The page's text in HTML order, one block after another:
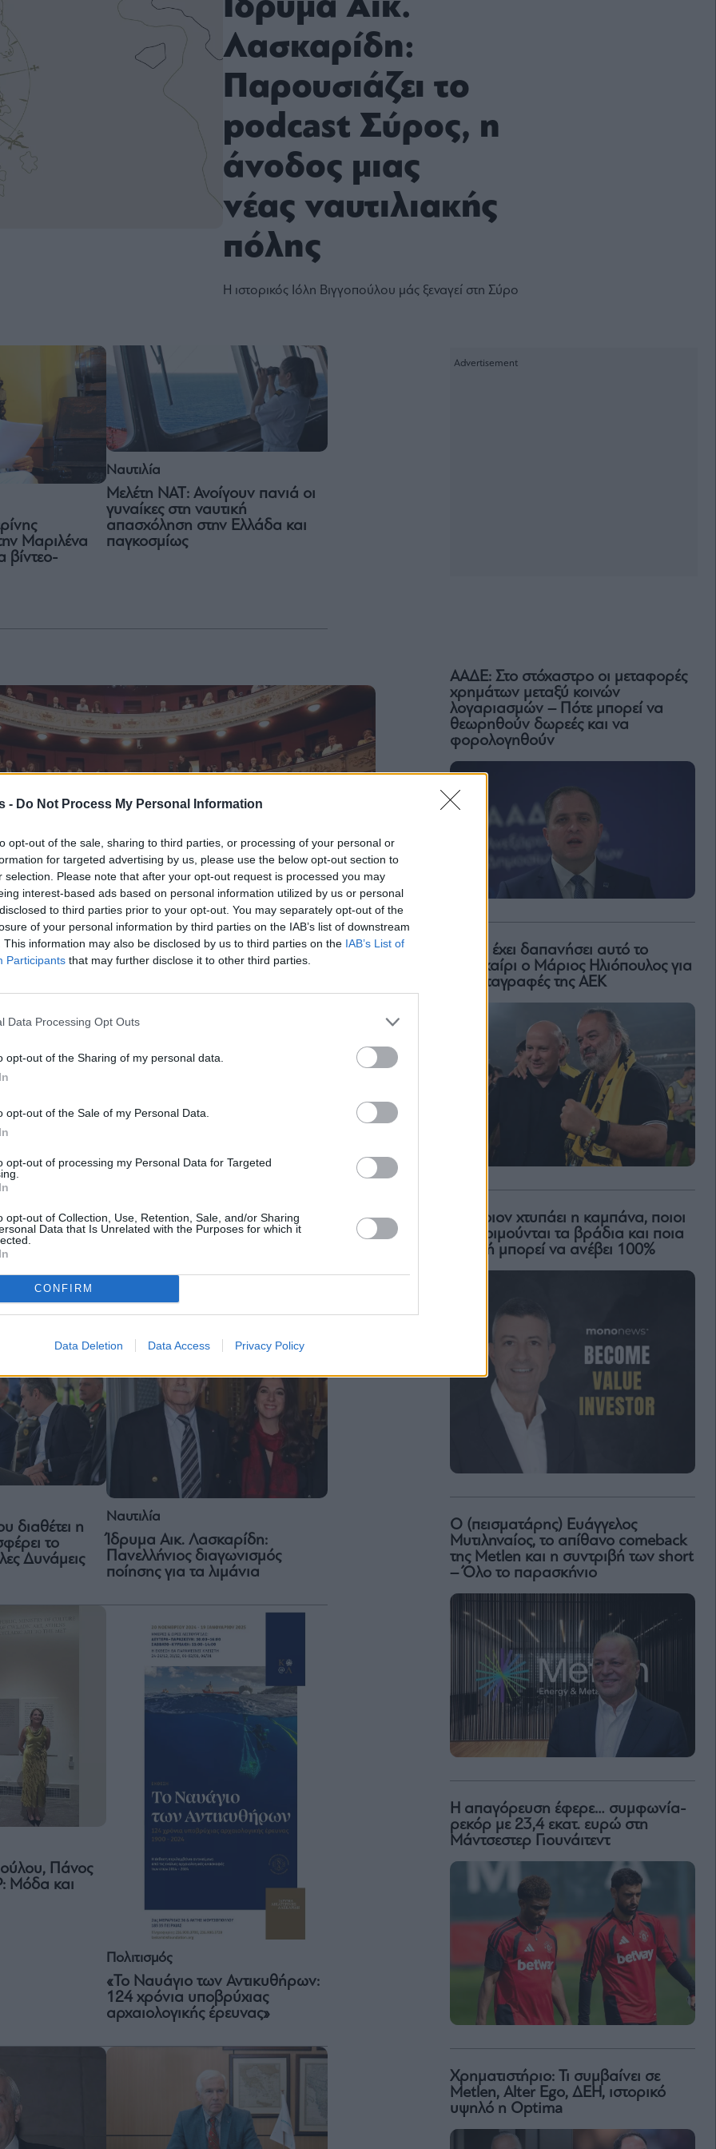
- Do Not Process My Personal Information
opt-out of the sale, sharing to third parties, or processing of your personal or
for targeted advertising by us, please use the below opt-out section to
selection. Please note that after your opt-out request is processed you may
interest-based ads based on personal information utilized by us or personal
to third parties prior to your opt-out. You may separately opt-out of the
of your personal information by third parties on the IAB’s list of downstream
This information may also be disclosed by us to third parties on the IAB’s List of
Participants that may further disclose it to other third parties.
Data Processing Opt Outs
opt-out of the Sharing of my personal data.
opt-out of the Sale of my Personal Data.
opt-out of processing my Personal Data for Targeted
opt-out of Collection, Use, Retention, Sale, and/or Sharing
Data that Is Unrelated with the Purposes for which it
CONFIRM
Data Deletion Data Access Privacy Policy
Ίδρυμα Αικ.
Λασκαρίδη:
Παρουσιάζει το
podcast Σύρος, η
άνοδος μιας
νέας ναυτιλιακής
πόλης
Η ιστορικός Ιόλη Βιγγοπούλου μάς ξεναγεί στη Σύρο
Μαριλένα
βίντεο-
Ναυτιλία
Μελέτη ΝΑΤ: Ανοίγουν πανιά οι
γυναίκες στη ναυτική
απασχόληση στην Ελλάδα και
παγκοσμίως
Νέα δωρεά
στο Ναυτικό
Ναυτιλία
πράσινο, έξυπνο και
Νοημοσύνη
διαθέτει η
το
Δυνάμεις
Ναυτιλία
Ίδρυμα Αικ. Λασκαρίδη:
Πανελλήνιος διαγωνισμός
ποίησης για τα λιμάνια
Πάνος
Μόδα και
Πολιτισμός
«Το Ναυάγιο των Αντικυθήρων:
124 χρόνια υποβρύχιας
αρχαιολογικής έρευνας»
ΑΑΔΕ: Στο στόχαστρο οι μεταφορές
χρημάτων μεταξύ κοινών
λογαριασμών – Πότε μπορεί να
θεωρηθούν δωρεές και να
φορολογηθούν
Πόσα έχει δαπανήσει αυτό το
καλοκαίρι ο Μάριος Ηλιόπουλος για
τις μεταγραφές της ΑΕΚ
Για ποιον χτυπάει η καμπάνα, ποιοι
δεν κοιμούνται τα βράδια και ποια
μετοχή μπορεί να ανέβει 100%
Ο (πεισματάρης) Ευάγγελος
Μυτιληναίος, το απίθανο comeback
της Μetlen και η συντριβή των short
– Όλο το παρασκήνιο
Η απαγόρευση έφερε… συμφωνία-
ρεκόρ με 23,4 εκατ. ευρώ στη
Μάντσεστερ Γιουνάιτεντ
Χρηματιστήριο: Τι συμβαίνει σε
Metlen, Αlter Ego, ΔΕΗ, ιστορικό
υψηλό η Optima